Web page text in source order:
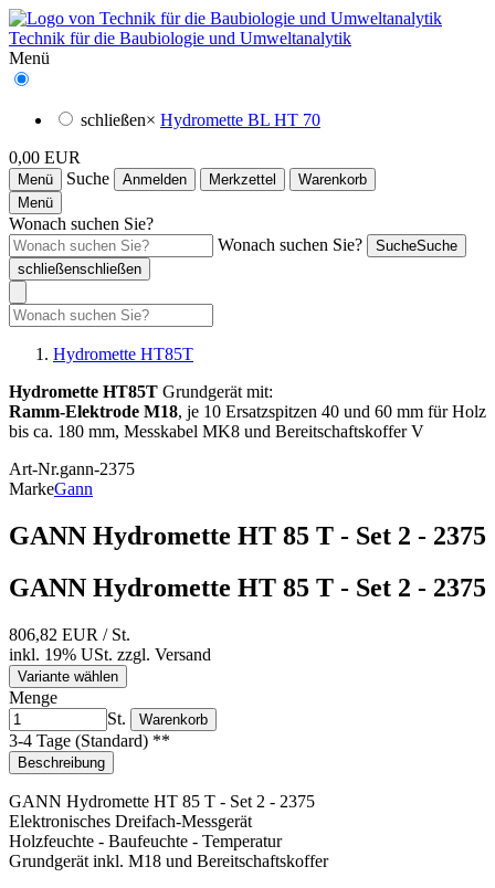
Technik für die Baubiologie und Umweltanalytik
Menü
schließen× Hydromette BL HT 70
0,00 EUR
Menü Suche Anmelden Merkzettel
Warenkorb
Menü
Wonach suchen Sie?
Wonach suchen Sie?
SucheSuche
schließenschließen
Hydromette HT85T
Hydromette HT85T Grundgerät mit:
Ramm-Elektrode M18, je 10 Ersatzspitzen 40 und 60 mm für Holz
bis ca. 180 mm, Messkabel MK8 und Bereitschaftskoffer V
Art-Nr.gann-2375
MarkeGann
GANN Hydromette HT 85 T - Set 2 - 2375
GANN Hydromette HT 85 T - Set 2 - 2375
806,82 EUR / St.
inkl. 19% USt. zzgl. Versand
Variante wählen
Menge
St.
Warenkorb
3-4 Tage (Standard) **
Beschreibung
GANN Hydromette HT 85 T - Set 2 - 2375
Elektronisches Dreifach-Messgerät
Holzfeuchte - Baufeuchte - Temperatur
Grundgerät inkl. M18 und Bereitschaftskoffer